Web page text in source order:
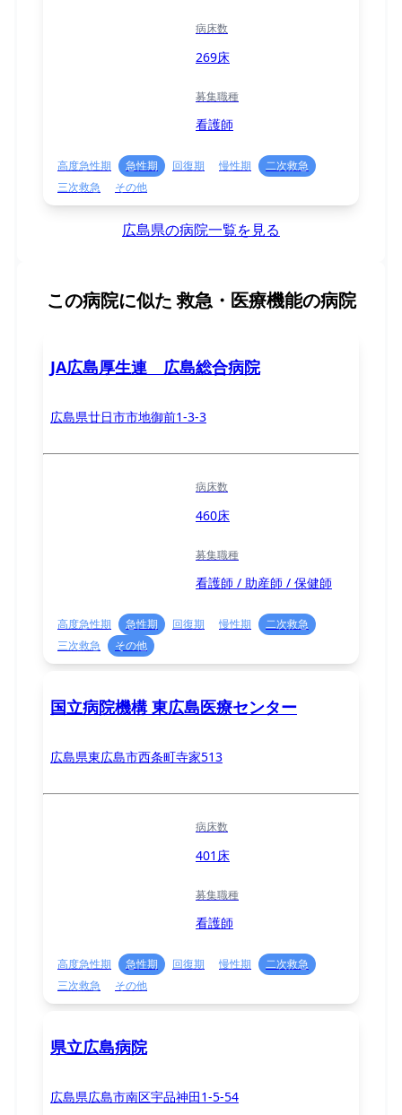
病床数
269床
募集職種
看護師
高度急性期 急性期 回復期 慢性期
二次救急
三次救急
その他
広島県の病院一覧を見る
この病院に似た 救急・医療機能の病院
JA広島厚生連 広島総合病院
広島県廿日市市地御前1-3-3
病床数
460床
募集職種
看護師 / 助産師 / 保健師
高度急性期 急性期 回復期 慢性期
二次救急
三次救急
その他
国立病院機構 東広島医療センター
広島県東広島市西条町寺家513
病床数
401床
募集職種
看護師
高度急性期 急性期 回復期 慢性期
二次救急
三次救急
その他
県立広島病院
広島県広島市南区宇品神田1-5-54